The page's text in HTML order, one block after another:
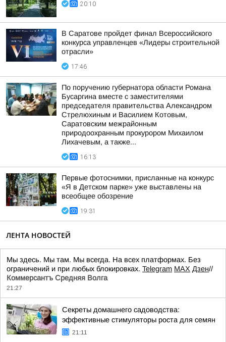
20:10
В Саратове пройдет финал Всероссийского
конкурса управленцев «Лидеры строительной
отрасли»
17:46
По поручению губернатора области Романа
Бусаргина вместе с заместителями
председателя правительства Александром
Стрелюхиным и Василием Котовым,
Саратовским межрайонным
природоохранным прокурором Михаилом
Лихачевым, а также...
16:13
Первые фотоснимки, присланные на конкурс
«Я в Детском парке» уже выставлены на
всеобщее обозрение
19:31
ЛЕНТА НОВОСТЕЙ
Мы здесь. Мы там. Мы всегда. На всех платформах. Без
ограничений и при любых блокировках. Telegram MAX Дзен//
Коммерсантъ Средняя Волга
21:27
Секреты домашнего садоводства:
эффективные стимуляторы роста для семян
21:11